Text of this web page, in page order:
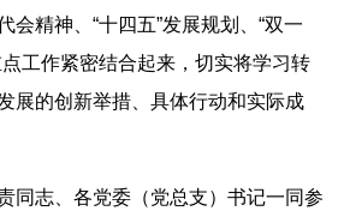
会精神、“十四五”发展规划、“双一
工作紧密结合起来，切实将学习转
展的创新举措、具体行动和实际成
同志、各党委（党总支）书记一同参